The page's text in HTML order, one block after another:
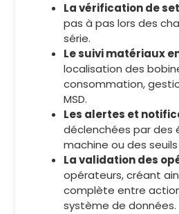
La vérification de
pas à pas lors des
série.
Le suivi matériaux
localisation des
consommation,
MSD.
Les alertes et
déclenchées par des
machine ou des
La validation des
opérateurs, créant
complète entre
système de données.